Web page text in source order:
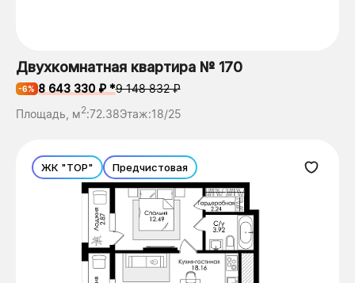
Двухкомнатная квартира № 170
-6% 8 643 330 ₽ *9 148 832 ₽
Площадь, м2:72.38Этаж:18/25
ЖК "ТОР" Предчистовая